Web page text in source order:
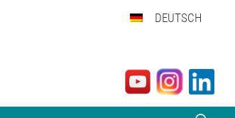
DEUTSCH